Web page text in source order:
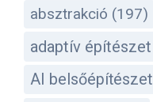
absztrakció (197)
adaptív építészet
AI belsőépítészet